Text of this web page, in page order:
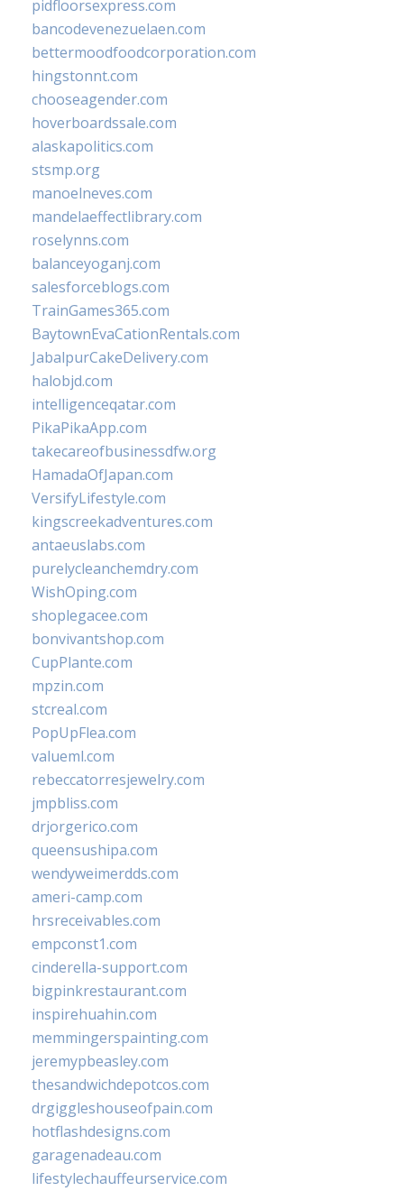
pidfloorsexpress.com
bancodevenezuelaen.com
bettermoodfoodcorporation.com
hingstonnt.com
chooseagender.com
hoverboardssale.com
alaskapolitics.com
stsmp.org
manoelneves.com
mandelaeffectlibrary.com
roselynns.com
balanceyoganj.com
salesforceblogs.com
TrainGames365.com
BaytownEvaCationRentals.com
JabalpurCakeDelivery.com
halobjd.com
intelligenceqatar.com
PikaPikaApp.com
takecareofbusinessdfw.org
HamadaOfJapan.com
VersifyLifestyle.com
kingscreekadventures.com
antaeuslabs.com
purelycleanchemdry.com
WishOping.com
shoplegacee.com
bonvivantshop.com
CupPlante.com
mpzin.com
stcreal.com
PopUpFlea.com
valueml.com
rebeccatorresjewelry.com
jmpbliss.com
drjorgerico.com
queensushipa.com
wendyweimerdds.com
ameri-camp.com
hrsreceivables.com
empconst1.com
cinderella-support.com
bigpinkrestaurant.com
inspirehuahin.com
memmingerspainting.com
jeremypbeasley.com
thesandwichdepotcos.com
drgiggleshouseofpain.com
hotflashdesigns.com
garagenadeau.com
lifestylechauffeurservice.com